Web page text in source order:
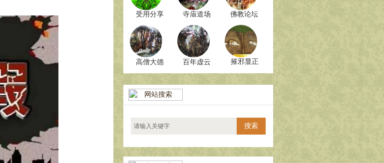
佛教论坛
高僧大德
寺庙道场
受用分享
百年虚云 摧邪显正
搜索
网站搜索